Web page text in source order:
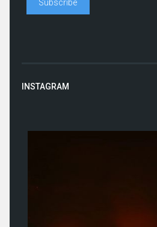
INSTAGRAM